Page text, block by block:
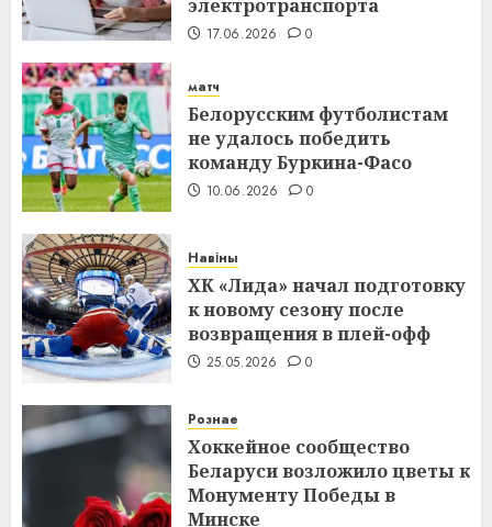
электротранспорта
17.06.2026 0
матч
Белорусским футболистам
не удалось победить
команду Буркина-Фасо
10.06.2026 0
Навіны
ХК «Лида» начал подготовку
к новому сезону после
возвращения в плей-офф
25.05.2026 0
Рознае
Хоккейное сообщество
Беларуси возложило цветы к
Монументу Победы в
Минске